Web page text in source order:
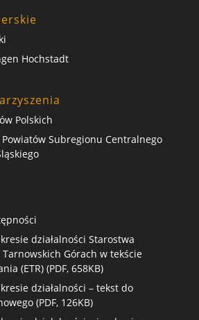
Hochstadt
Polskich
Subregionu Centralnego
działalności Starostwa
Górach w tekście
(ETR) (PDF, 658KB)
działalności – tekst do
(PDF, 126KB)